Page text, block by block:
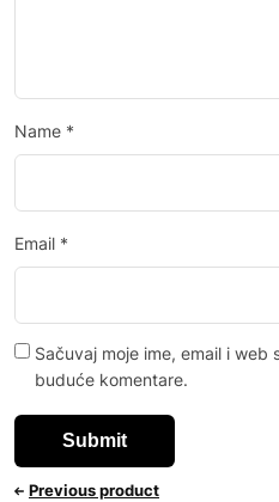
Name *
Email *
Sačuvaj moje ime, email i web
buduće komentare.
Previous product